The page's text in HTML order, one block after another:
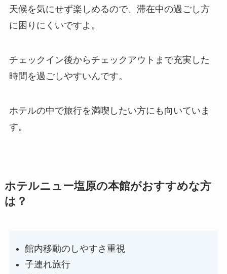
天候を気にせず楽しめるので、滞在中の過ごし方
に困りにくいですよ。
チェックイン後からチェックアウトまで充実した
時間を過ごしやすいんです。
ホテルの中で旅行を満喫したい方にも向いていま
す。
ホテルニュー塩原の本館がおすすめな方
は？
館内移動のしやすさ重視
子連れ旅行